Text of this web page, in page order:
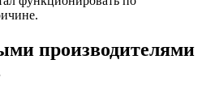
производителями